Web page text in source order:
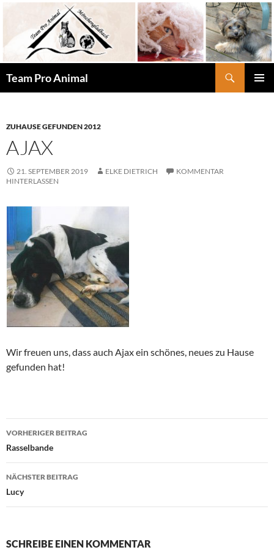
springen
Team Pro Animal
ZUHAUSE GEFUNDEN 2012
AJAX
21. SEPTEMBER 2019 ELKE DIETRICH
KOMMENTAR
HINTERLASSEN
Wir freuen uns, dass auch Ajax ein schönes, neues zu Hause
gefunden hat!
Beitragsnavigation
VORHERIGER BEITRAG
Rasselbande
NÄCHSTER BEITRAG
Lucy
SCHREIBE EINEN KOMMENTAR